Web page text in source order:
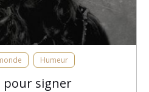
Humeur
pour signer